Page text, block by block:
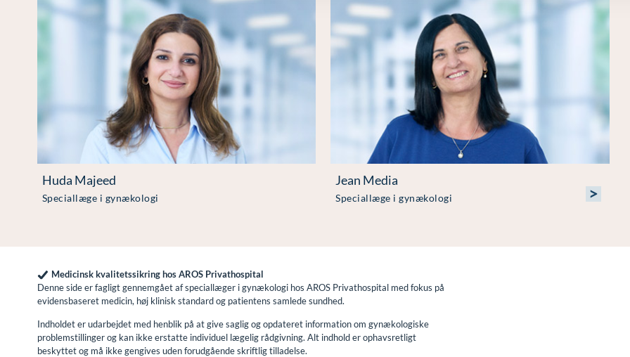
Huda Majeed
Speciallæge i gynækologi
Jean Media
Speciallæge i gynækologi >
Medicinsk kvalitetssikring hos AROS Privathospital
Denne side er fagligt gennemgået af speciallæger i gynækologi hos AROS Privathospital med fokus på
evidensbaseret medicin, høj klinisk standard og patientens samlede sundhed.
Indholdet er udarbejdet med henblik på at give saglig og opdateret information om gynækologiske
problemstillinger og kan ikke erstatte individuel lægelig rådgivning. Alt indhold er ophavsretligt
beskyttet og må ikke gengives uden forudgående skriftlig tilladelse.